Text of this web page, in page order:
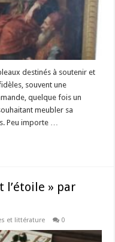
destinés à soutenir et
souvent une
quelque fois un
meubler sa
Peu importe …
l’étoile » par
et littérature 0